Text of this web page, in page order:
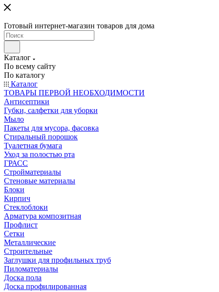
Готовый интернет-магазин товаров для дома
Каталог
По всему сайту
По каталогу
Каталог
ТОВАРЫ ПЕРВОЙ НЕОБХОДИМОСТИ
Антисептики
Губки, салфетки для уборки
Мыло
Пакеты для мусора, фасовка
Стиральный порошок
Туалетная бумага
Уход за полостью рта
ГРАСС
Стройматериалы
Стеновые материалы
Блоки
Кирпич
Стеклоблоки
Арматура композитная
Профлист
Сетки
Металлические
Строительные
Заглушки для профильных труб
Пиломатериалы
Доска пола
Доска профилированная